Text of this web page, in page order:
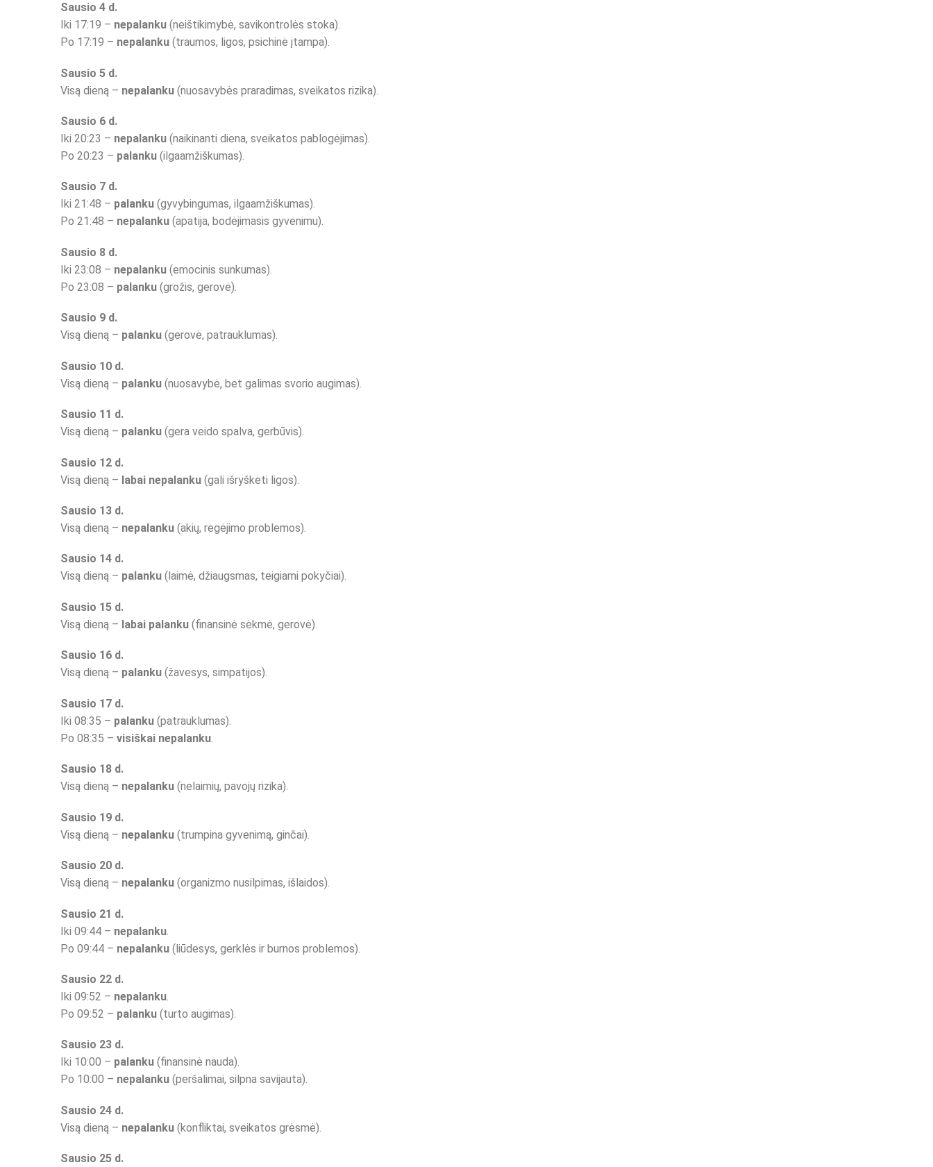
Sausio 4 d.
Iki 17:19 – nepalanku (neištikimybė, savikontrolės stoka).
Po 17:19 – nepalanku (traumos, ligos, psichinė įtampa).
Sausio 5 d.
Visą dieną – nepalanku (nuosavybės praradimas, sveikatos rizika).
Sausio 6 d.
Iki 20:23 – nepalanku (naikinanti diena, sveikatos pablogėjimas).
Po 20:23 – palanku (ilgaamžiškumas).
Sausio 7 d.
Iki 21:48 – palanku (gyvybingumas, ilgaamžiškumas).
Po 21:48 – nepalanku (apatija, bodėjimasis gyvenimu).
Sausio 8 d.
Iki 23:08 – nepalanku (emocinis sunkumas).
Po 23:08 – palanku (grožis, gerovė).
Sausio 9 d.
Visą dieną – palanku (gerovė, patrauklumas).
Sausio 10 d.
Visą dieną – palanku (nuosavybė, bet galimas svorio augimas).
Sausio 11 d.
Visą dieną – palanku (gera veido spalva, gerbūvis).
Sausio 12 d.
Visą dieną – labai nepalanku (gali išryškėti ligos).
Sausio 13 d.
Visą dieną – nepalanku (akių, regėjimo problemos).
Sausio 14 d.
Visą dieną – palanku (laimė, džiaugsmas, teigiami pokyčiai).
Sausio 15 d.
Visą dieną – labai palanku (finansinė sėkmė, gerovė).
Sausio 16 d.
Visą dieną – palanku (žavesys, simpatijos).
Sausio 17 d.
Iki 08:35 – palanku (patrauklumas).
Po 08:35 – visiškai nepalanku
Sausio 18 d.
Visą dieną – nepalanku (nelaimių, pavojų rizika).
Sausio 19 d.
Visą dieną – nepalanku (trumpina gyvenimą, ginčai).
Sausio 20 d.
Visą dieną – nepalanku (organizmo nusilpimas, išlaidos).
Sausio 21 d.
Iki 09:44 – nepalanku
Po 09:44 – nepalanku (liūdesys, gerklės ir burnos problemos).
Sausio 22 d.
Iki 09:52 – nepalanku.
Po 09:52 – palanku (turto augimas).
Sausio 23 d.
Iki 10:00 – palanku (finansinė nauda).
Po 10:00 – nepalanku (peršalimai, silpna savijauta).
Sausio 24 d.
Visą dieną – nepalanku (konfliktai, sveikatos grėsmė).
Sausio 25 d.